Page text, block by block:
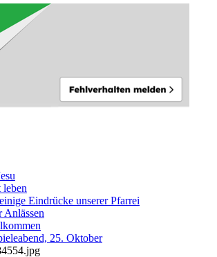
leben
Eindrücke unserer Pfarrei
Anlässen
25. Oktober